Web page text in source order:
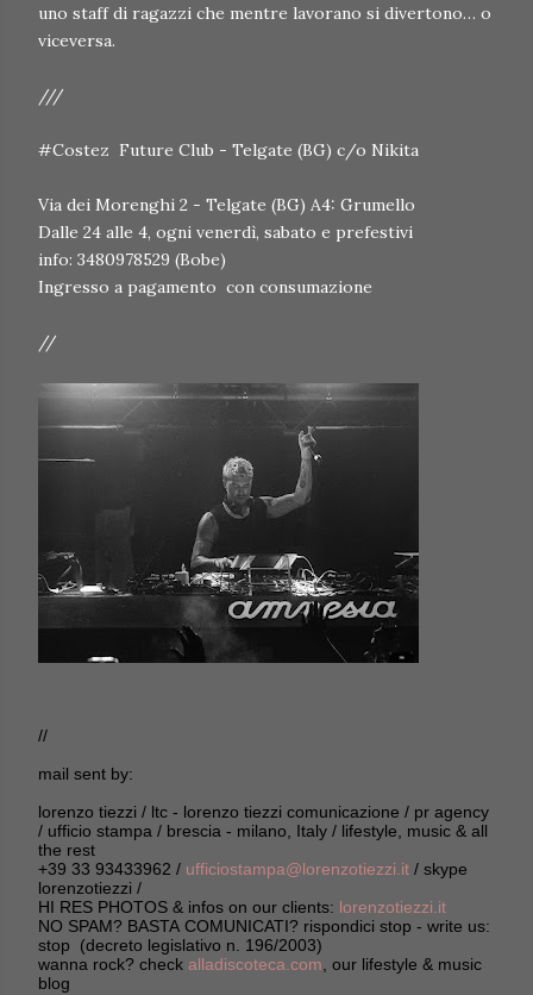
uno staff di ragazzi che mentre lavorano si divertono… o
viceversa.
///
#Costez Future Club - Telgate (BG) c/o Nikita
Via dei Morenghi 2 - Telgate (BG) A4: Grumello
Dalle 24 alle 4, ogni venerdì, sabato e prefestivi
info: 3480978529 (Bobe)
Ingresso a pagamento con consumazione
//
//
mail sent by:
lorenzo tiezzi / ltc - lorenzo tiezzi comunicazione / pr agency
/ ufficio stampa / brescia - milano, Italy / lifestyle, music & all
the rest
+39 33 93433962 / ufficiostampa@lorenzotiezzi.it / skype
lorenzotiezzi /
HI RES PHOTOS & infos on our clients: lorenzotiezzi.it
NO SPAM? BASTA COMUNICATI? rispondici stop - write us:
stop (decreto legislativo n. 196/2003)
wanna rock? check alladiscoteca.com , our lifestyle & music
blog